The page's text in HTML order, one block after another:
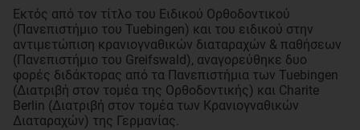
Εκτός από τον τίτλο του Ειδικού Ορθοδοντικού
(Πανεπιστήμιο του Tuebingen) και του ειδικού στην
αντιμετώπιση κρανιογναθικών διαταραχών & παθήσεων
(Πανεπιστήμιο του Greifswald), αναγορεύθηκε δυο
φορές διδάκτορας από τα Πανεπιστήμια των Tuebingen
(Διατριβή στον τομέα της Ορθοδοντικής) και Charite
Berlin (Διατριβή στον τομέα των Κρανιογναθικών
Διαταραχών) της Γερμανίας.